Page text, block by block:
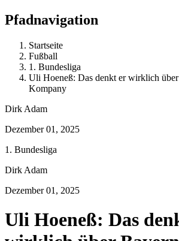
Pfadnavigation
Startseite
Fußball
1. Bundesliga
Uli Hoeneß: Das denkt er wirklich
Kompany
Dirk Adam
Dezember 01, 2025
1. Bundesliga
Dirk Adam
Dezember 01, 2025
Uli Hoeneß: Das